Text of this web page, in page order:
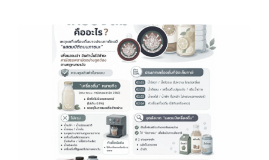
ไพ่
ตัว
เล็ก
คุณภาพ
มาตรฐาน
เล่น
สนุก
ได้
ทุก
โอกาส